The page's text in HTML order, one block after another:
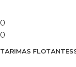
0
0
TARIMAS FLOTANTES